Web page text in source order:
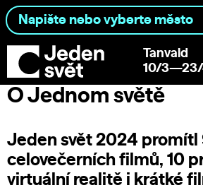
Tanvald
10/3—23/
O Jednom světě
Jeden svět 2024 promítl
celovečerních filmů, 10
virtuální realitě i krátké